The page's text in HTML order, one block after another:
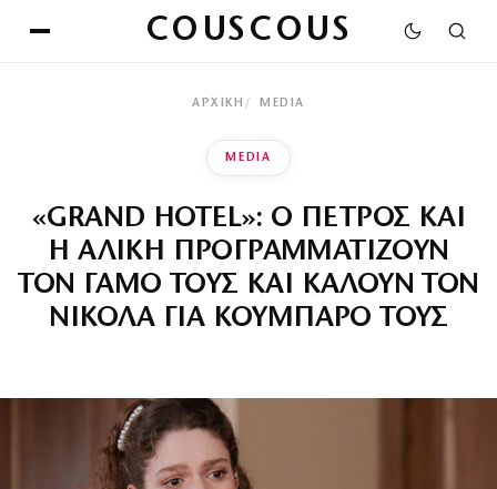
COUSCOUS
ΑΡΧΙΚΉ MEDIA
MEDIA
«GRAND HOTEL»: Ο ΠΕΤΡΟΣ ΚΑΙ
Η ΑΛΙΚΗ ΠΡΟΓΡΑΜΜΑΤΙΖΟΥΝ
ΤΟΝ ΓΑΜΟ ΤΟΥΣ ΚΑΙ ΚΑΛΟΥΝ ΤΟΝ
ΝΙΚΟΛΑ ΓΙΑ ΚΟΥΜΠΑΡΟ ΤΟΥΣ